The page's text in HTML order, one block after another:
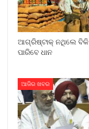
ଆଗ୍ରିଷ୍ଟାକ୍ ନଥିଲେ ବିକି
ପାରିବେ ଧାନ
ଆଜିର ଖବର